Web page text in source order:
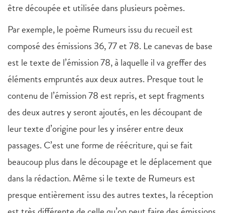
être découpée et utilisée dans plusieurs poèmes.
Par exemple, le poème Rumeurs issu du recueil est
composé des émissions 36, 77 et 78. Le canevas de base
est le texte de l’émission 78, à laquelle il va greffer des
éléments empruntés aux deux autres. Presque tout le
contenu de l’émission 78 est repris, et sept fragments
des deux autres y seront ajoutés, en les découpant de
leur texte d’origine pour les y insérer entre deux
passages. C’est une forme de réécriture, qui se fait
beaucoup plus dans le découpage et le déplacement que
dans la rédaction. Même si le texte de Rumeurs est
presque entièrement issu des autres textes, la réception